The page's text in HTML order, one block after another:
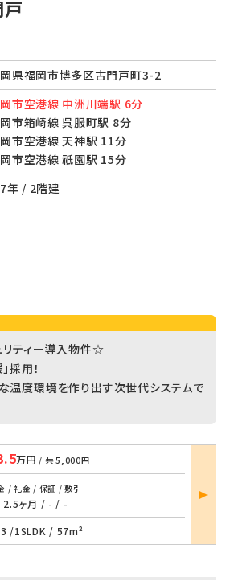
戸
県福岡市博多区古門戸町3-2
市空港線 中洲川端駅 6分
市箱崎線 呉服町駅 8分
市空港線 天神駅 11分
市空港線 祇園駅 15分
年 / 2階建
ティー導入物件☆
採用！
温度環境を作り出す次世代システムで
万円 / 共5,000円
/ 礼金 / 保証 / 敷引
ヶ月 / - / -
/1SLDK / 57m²
部屋
詳細